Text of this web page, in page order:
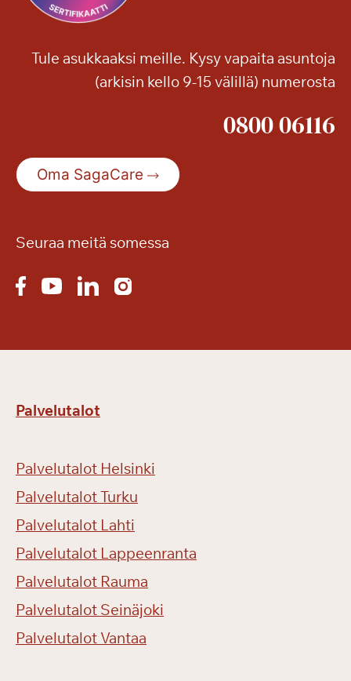
Tule asukkaaksi meille. Kysy vapaita asuntoja
(arkisin kello 9-15 välillä) numerosta
0800 06116
Oma SagaCare
Seuraa meitä somessa
Palvelutalot
Palvelutalot Helsinki
Palvelutalot Turku
Palvelutalot Lahti
Palvelutalot Lappeenranta
Palvelutalot Rauma
Palvelutalot Seinäjoki
Palvelutalot Vantaa